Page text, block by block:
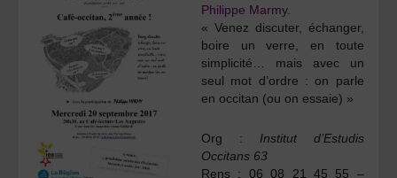
Philippe Marmy.
« Venez discuter, échanger,
boire un verre, en toute
simplicité… mais avec un
seul mot d’ordre : on parle
en occitan (ou on essaie) »
Org :
Institut d’Estudis
Occitans 63
Rens : 06 08 21 45 55 –